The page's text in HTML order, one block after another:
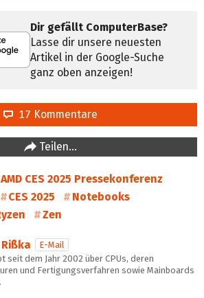
Dir gefällt ComputerBase?
Lasse dir unsere neuesten
Artikel in der Google-Suche
ganz oben anzeigen!
17 Kommentare
Teilen…
AMD CES 2025 Pressekonferenz
CES 2025
Notebooks
Zen
E-Mail
seit dem Jahr 2002 über CPUs, deren
und Fertigungsverfahren sowie Mainboards